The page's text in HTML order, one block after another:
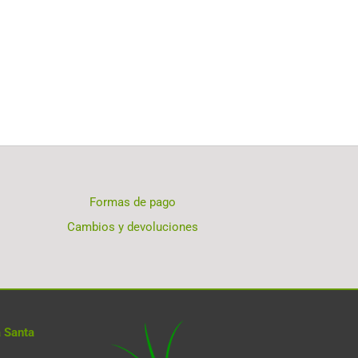
Formas de pago
Cambios y devoluciones
Santa